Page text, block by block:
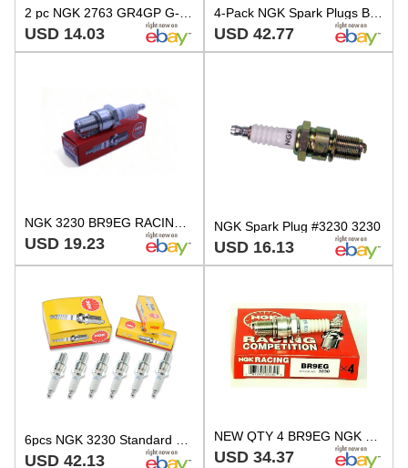
USD 14.03 USD 42.77
USD 19.23
NGK Spark Plug #3230 3230
USD 16.13
USD 42.13 USD 34.37